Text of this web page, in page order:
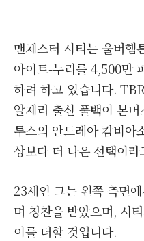
맨체스터 시티는 울버햄
아이트-누리를 4,500만
하려 하고 있습니다.
알제리 출신 풀백이 본
투스의 안드레아 캄비아
상보다 더 나은 선택이
23세인 그는 왼쪽 측면
며 칭찬을 받았으며, 시
이를 더할 것입니다.